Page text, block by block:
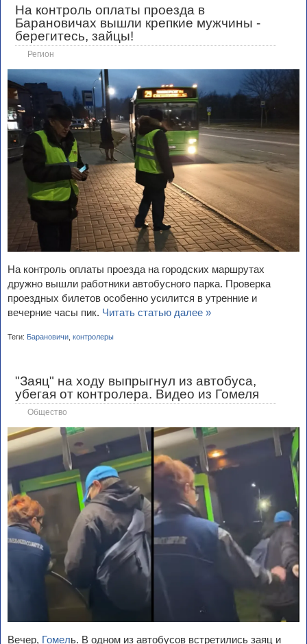
На контроль оплаты проезда в
Барановичах вышли крепкие мужчины -
берегитесь, зайцы!
Регион
На контроль оплаты проезда на городских маршрутах
дружно вышли работники автобусного парка. Проверка
проездных билетов особенно усилится в утренние и
вечерние часы пик. Читать статью далее »
Теги: Барановичи контролеры
"Заяц" на ходу выпрыгнул из автобуса,
убегая от контролера. Видео из Гомеля
Общество
Вечер, Гомель. В одном из автобусов встретились заяц и